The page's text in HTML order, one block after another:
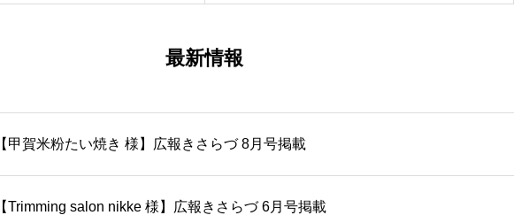
最新情報
【甲賀米粉たい焼き 様】広報きさらづ 8月号掲載
【Trimming salon nikke 様】広報きさらづ 6月号掲載